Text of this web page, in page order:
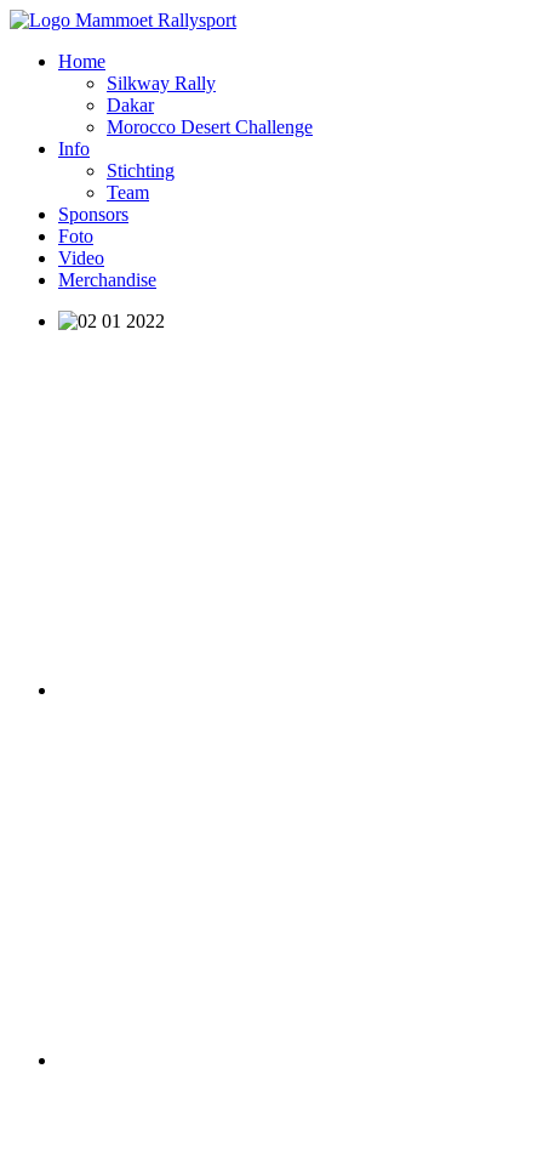
Home
Silkway Rally
Dakar
Morocco Desert Challenge
Info
Stichting
Team
Sponsors
Foto
Video
Merchandise